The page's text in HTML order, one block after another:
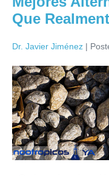
Que
Dr. Javier Jiménez |